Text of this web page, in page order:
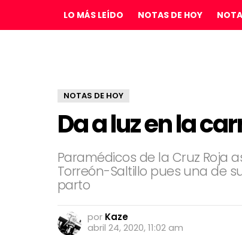
LO MÁS LEÍDO NOTAS DE HOY
NOTAS DE HOY
Da a luz en la
Paramédicos de la Cruz Roja
Torreón-Saltillo pues una de
parto
por Kaze
abril 24, 2020, 11:02 am